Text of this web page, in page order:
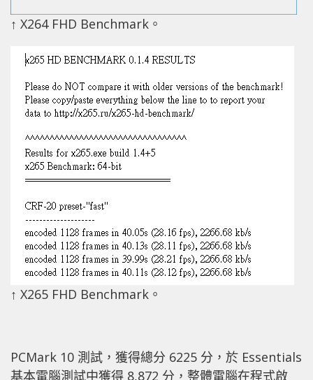
↑ X264 FHD Benchmark。
↑ X265 FHD Benchmark。
PCMark 10 測試，獲得總分 6225 分，於 Essentials
基本電腦測試中獲得 8,872 分，整體電腦在程式啟